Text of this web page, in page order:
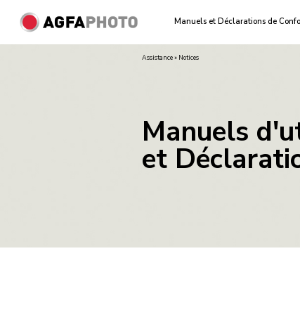
Manuels et Déclarations de
Assistance » Notices
Manuels
et